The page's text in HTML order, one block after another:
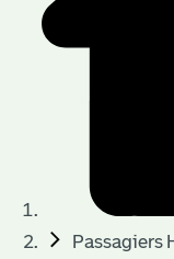
Passagiers